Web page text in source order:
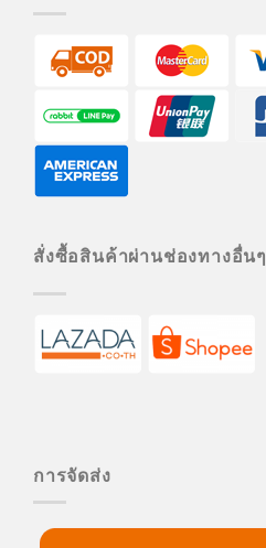
สั่งซื้อสินค้าผ่านช่องทางอื่นๆ
การจัดส่ง